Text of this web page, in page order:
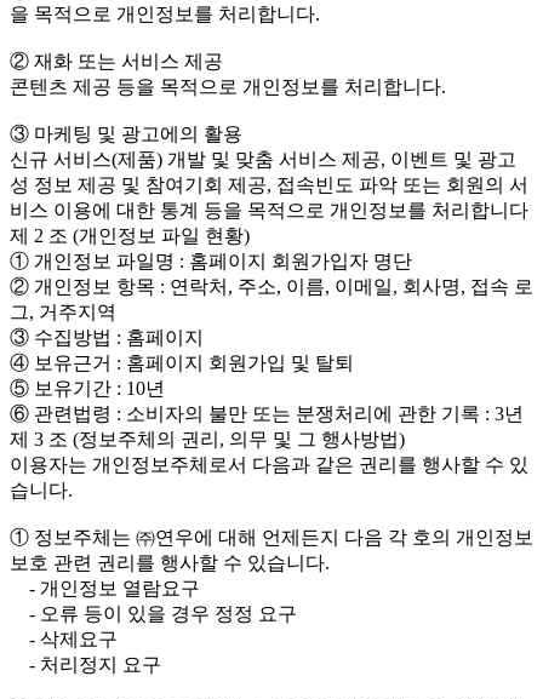
을 목적으로 개인정보를 처리합니다.
② 재화 또는 서비스 제공
콘텐츠 제공 등을 목적으로 개인정보를 처리합니다.
③ 마케팅 및 광고에의 활용
신규 서비스(제품) 개발 및 맞춤 서비스 제공, 이벤트 및 광고
성 정보 제공 및 참여기회 제공, 접속빈도 파악 또는 회원의 서
비스 이용에 대한 통계 등을 목적으로 개인정보를 처리합니다
제 2 조 (개인정보 파일 현황)
① 개인정보 파일명 : 홈페이지 회원가입자 명단
② 개인정보 항목 : 연락처, 주소, 이름, 이메일, 회사명, 접속 로
그, 거주지역
③ 수집방법 : 홈페이지
④ 보유근거 : 홈페이지 회원가입 및 탈퇴
⑤ 보유기간 : 10년
⑥ 관련법령 : 소비자의 불만 또는 분쟁처리에 관한 기록 : 3년
제 3 조 (정보주체의 권리, 의무 및 그 행사방법)
이용자는 개인정보주체로서 다음과 같은 권리를 행사할 수 있
습니다.
① 정보주체는 ㈜연우에 대해 언제든지 다음 각 호의 개인정보
보호 관련 권리를 행사할 수 있습니다.
- 개인정보 열람요구
- 오류 등이 있을 경우 정정 요구
- 삭제요구
- 처리정지 요구